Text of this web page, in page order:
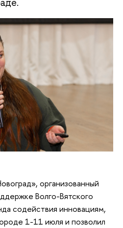
организованный
Волго-Вятского
содействия инновациям,
1-11 июля и позволил